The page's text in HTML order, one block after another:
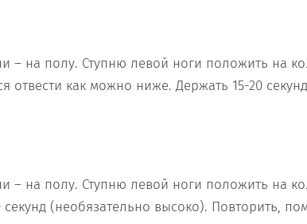
– на полу. Ступню левой ноги положить на
отвести как можно ниже. Держать 15-20
– на полу. Ступню левой ноги положить на
(необязательно высоко). Повторить,